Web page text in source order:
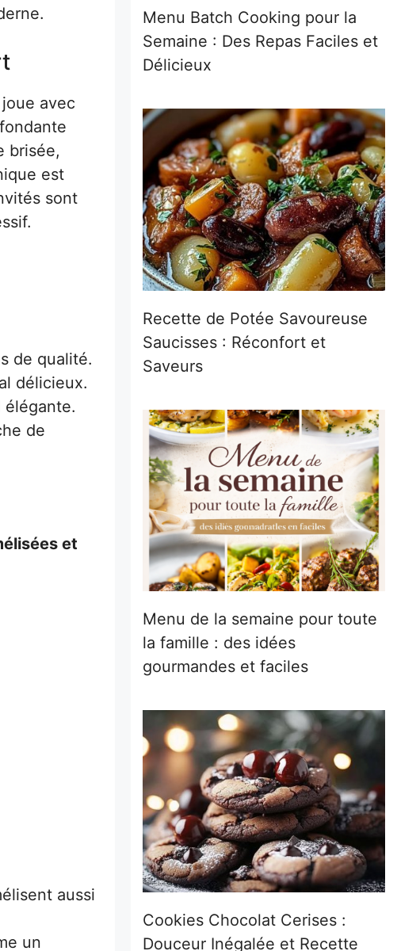
avec
brisée,
est
sont
de qualité.
délicieux.
de
et
aussi
un
Menu Batch Cooking pour la
Semaine : Des Repas Faciles et
Délicieux
Recette de Potée Savoureuse
Saucisses : Réconfort et
Saveurs
Menu de la semaine pour toute
la famille : des idées
gourmandes et faciles
Cookies Chocolat Cerises :
Douceur Inégalée et Recette